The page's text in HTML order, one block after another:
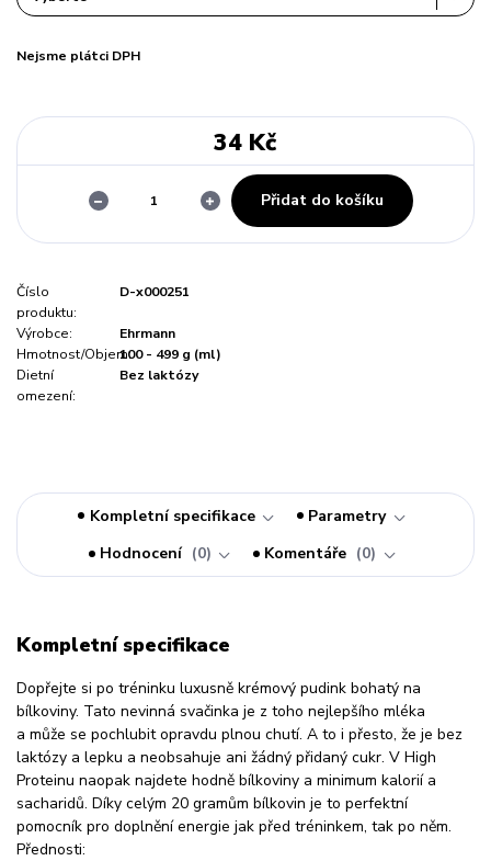
Nejsme plátci DPH
34 Kč
Přidat do košíku
Číslo
produktu:
D-x000251
Výrobce:
Ehrmann
Hmotnost/Objem:100 - 499 g (ml)
Dietní
omezení:
Bez laktózy
Kompletní specifikace
Parametry
Hodnocení
0 Komentáře 0
Kompletní specifikace
Dopřejte si po tréninku luxusně krémový pudink bohatý na
bílkoviny. Tato nevinná svačinka je z toho nejlepšího mléka
a může se pochlubit opravdu plnou chutí. A to i přesto, že je bez
laktózy a lepku a neobsahuje ani žádný přidaný cukr. V High
Proteinu naopak najdete hodně bílkoviny a minimum kalorií a
sacharidů. Díky celým 20 gramům bílkovin je to perfektní
pomocník pro doplnění energie jak před tréninkem, tak po něm.
Přednosti: